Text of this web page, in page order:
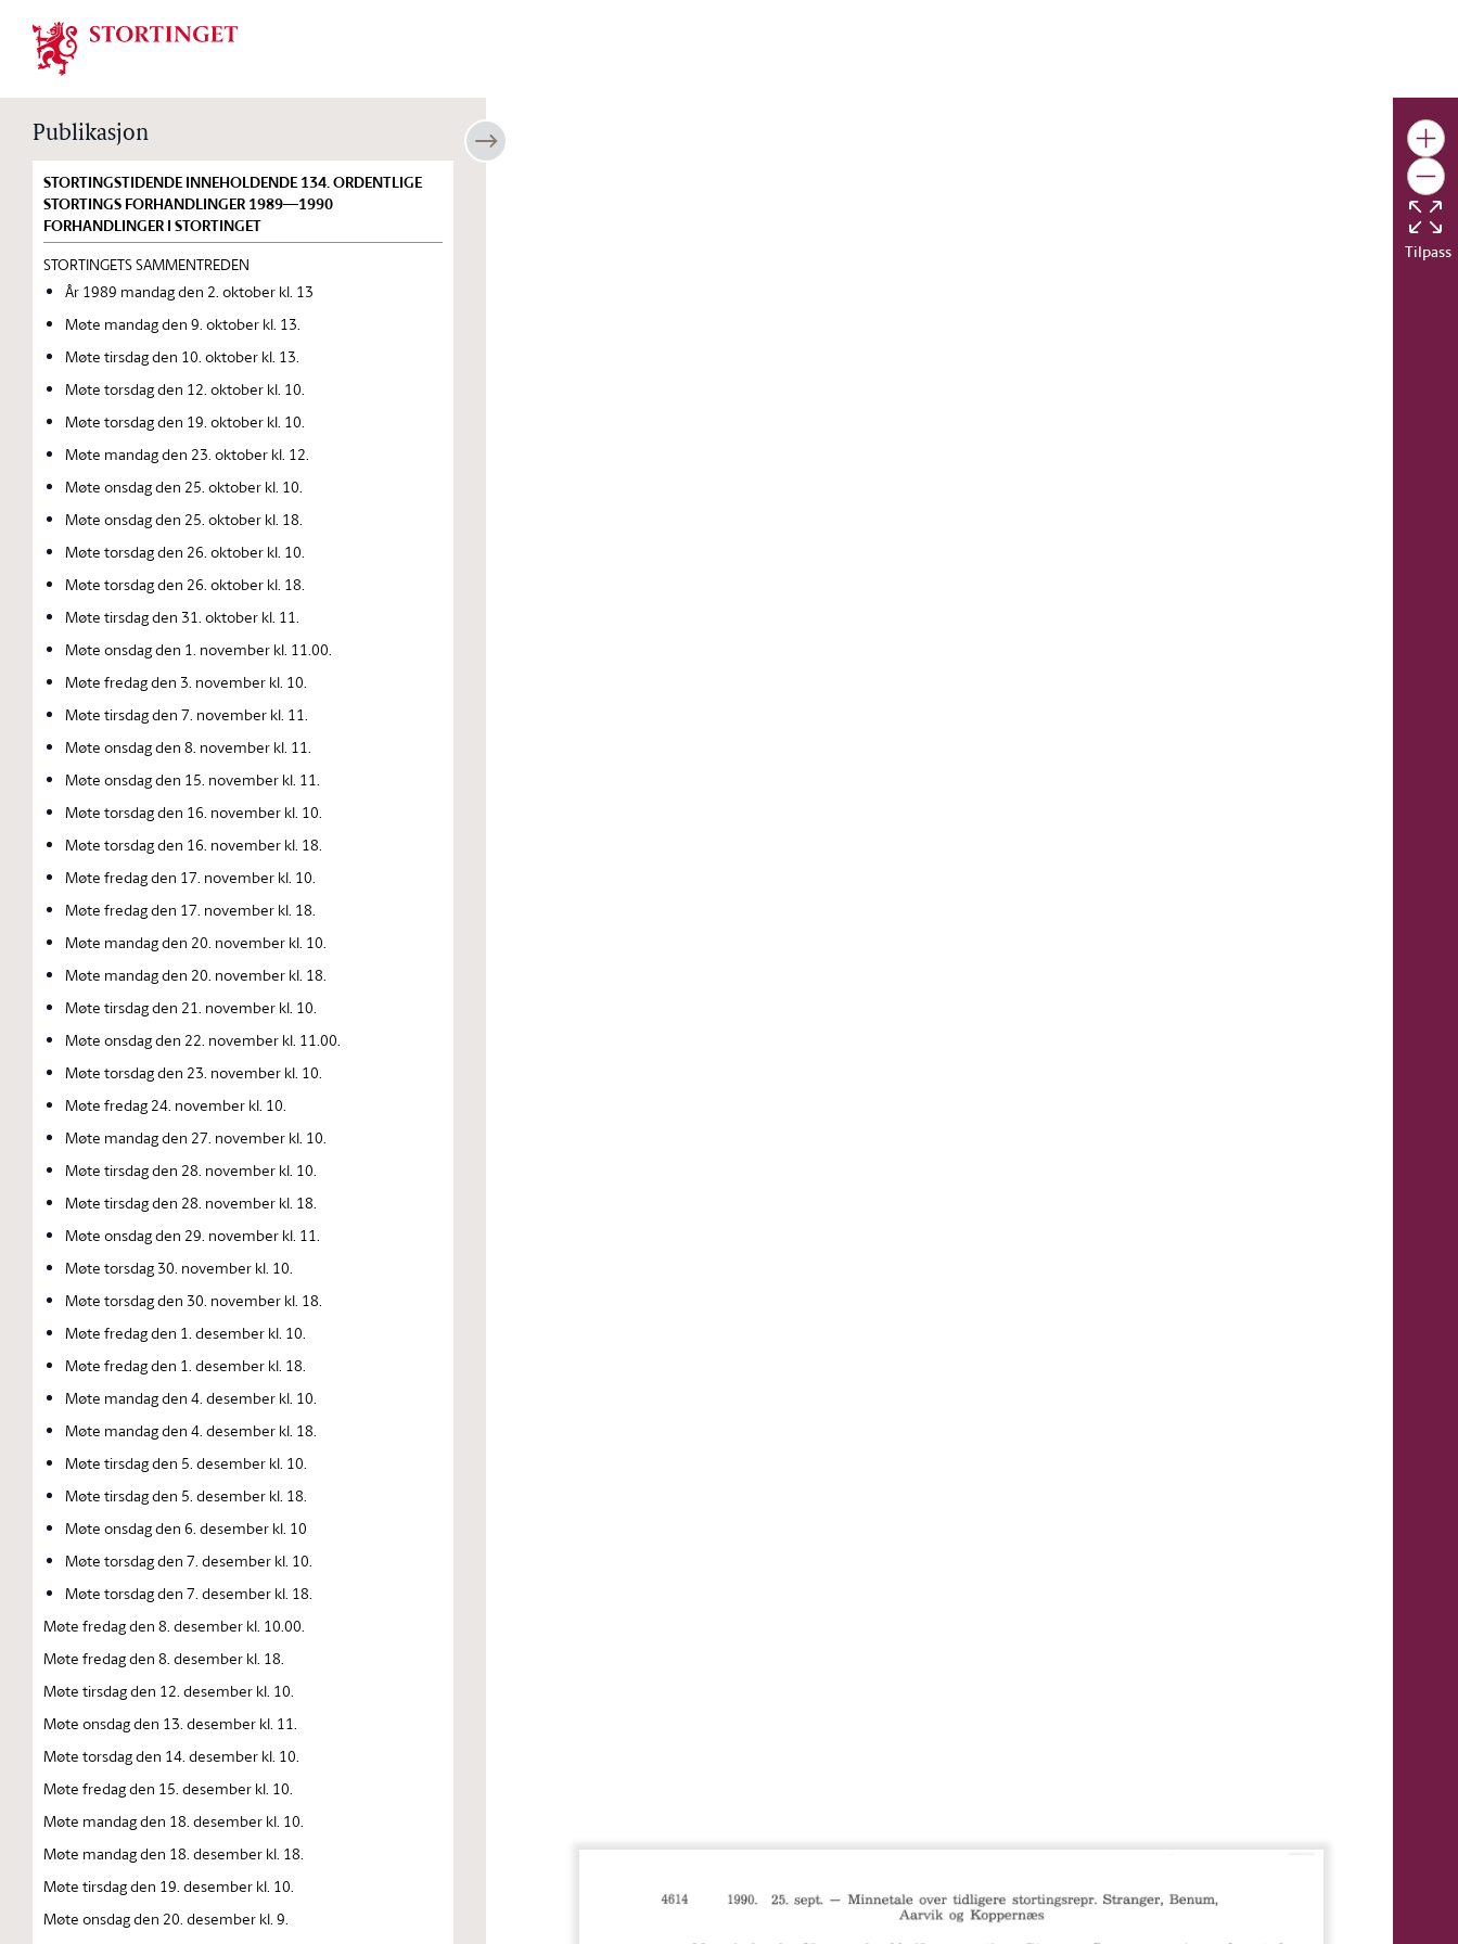
Stortinget.no
Publikasjon
STORTINGSTIDENDE INNEHOLDENDE 134. ORDENTLIGE
STORTINGS FORHANDLINGER 1989—1990
FORHANDLINGER I STORTINGET
STORTINGETS SAMMENTREDEN
År 1989 mandag den 2. oktober kl. 13
Møte mandag den 9. oktober kl. 13.
Møte tirsdag den 10. oktober kl. 13.
Møte torsdag den 12. oktober kl. 10.
Møte torsdag den 19. oktober kl. 10.
Møte mandag den 23. oktober kl. 12.
Møte onsdag den 25. oktober kl. 10.
Møte onsdag den 25. oktober kl. 18.
Møte torsdag den 26. oktober kl. 10.
Møte torsdag den 26. oktober kl. 18.
Møte tirsdag den 31. oktober kl. 11.
Møte onsdag den 1. november kl. 11.00.
Møte fredag den 3. november kl. 10.
Møte tirsdag den 7. november kl. 11.
Møte onsdag den 8. november kl. 11.
Møte onsdag den 15. november kl. 11.
Møte torsdag den 16. november kl. 10.
Møte torsdag den 16. november kl. 18.
Møte fredag den 17. november kl. 10.
Møte fredag den 17. november kl. 18.
Møte mandag den 20. november kl. 10.
Møte mandag den 20. november kl. 18.
Møte tirsdag den 21. november kl. 10.
Møte onsdag den 22. november kl. 11.00.
Møte torsdag den 23. november kl. 10.
Møte fredag 24. november kl. 10.
Møte mandag den 27. november kl. 10.
Møte tirsdag den 28. november kl. 10.
Møte tirsdag den 28. november kl. 18.
Møte onsdag den 29. november kl. 11.
Møte torsdag 30. november kl. 10.
Møte torsdag den 30. november kl. 18.
Møte fredag den 1. desember kl. 10.
Møte fredag den 1. desember kl. 18.
Møte mandag den 4. desember kl. 10.
Møte mandag den 4. desember kl. 18.
Møte tirsdag den 5. desember kl. 10.
Møte tirsdag den 5. desember kl. 18.
Møte onsdag den 6. desember kl. 10
Møte torsdag den 7. desember kl. 10.
Møte torsdag den 7. desember kl. 18.
Møte fredag den 8. desember kl. 10.00.
Møte fredag den 8. desember kl. 18.
Møte tirsdag den 12. desember kl. 10.
Møte onsdag den 13. desember kl. 11.
Møte torsdag den 14. desember kl. 10.
Møte fredag den 15. desember kl. 10.
Møte mandag den 18. desember kl. 10.
Møte mandag den 18. desember kl. 18.
Møte tirsdag den 19. desember kl. 10.
Møte onsdag den 20. desember kl. 9.